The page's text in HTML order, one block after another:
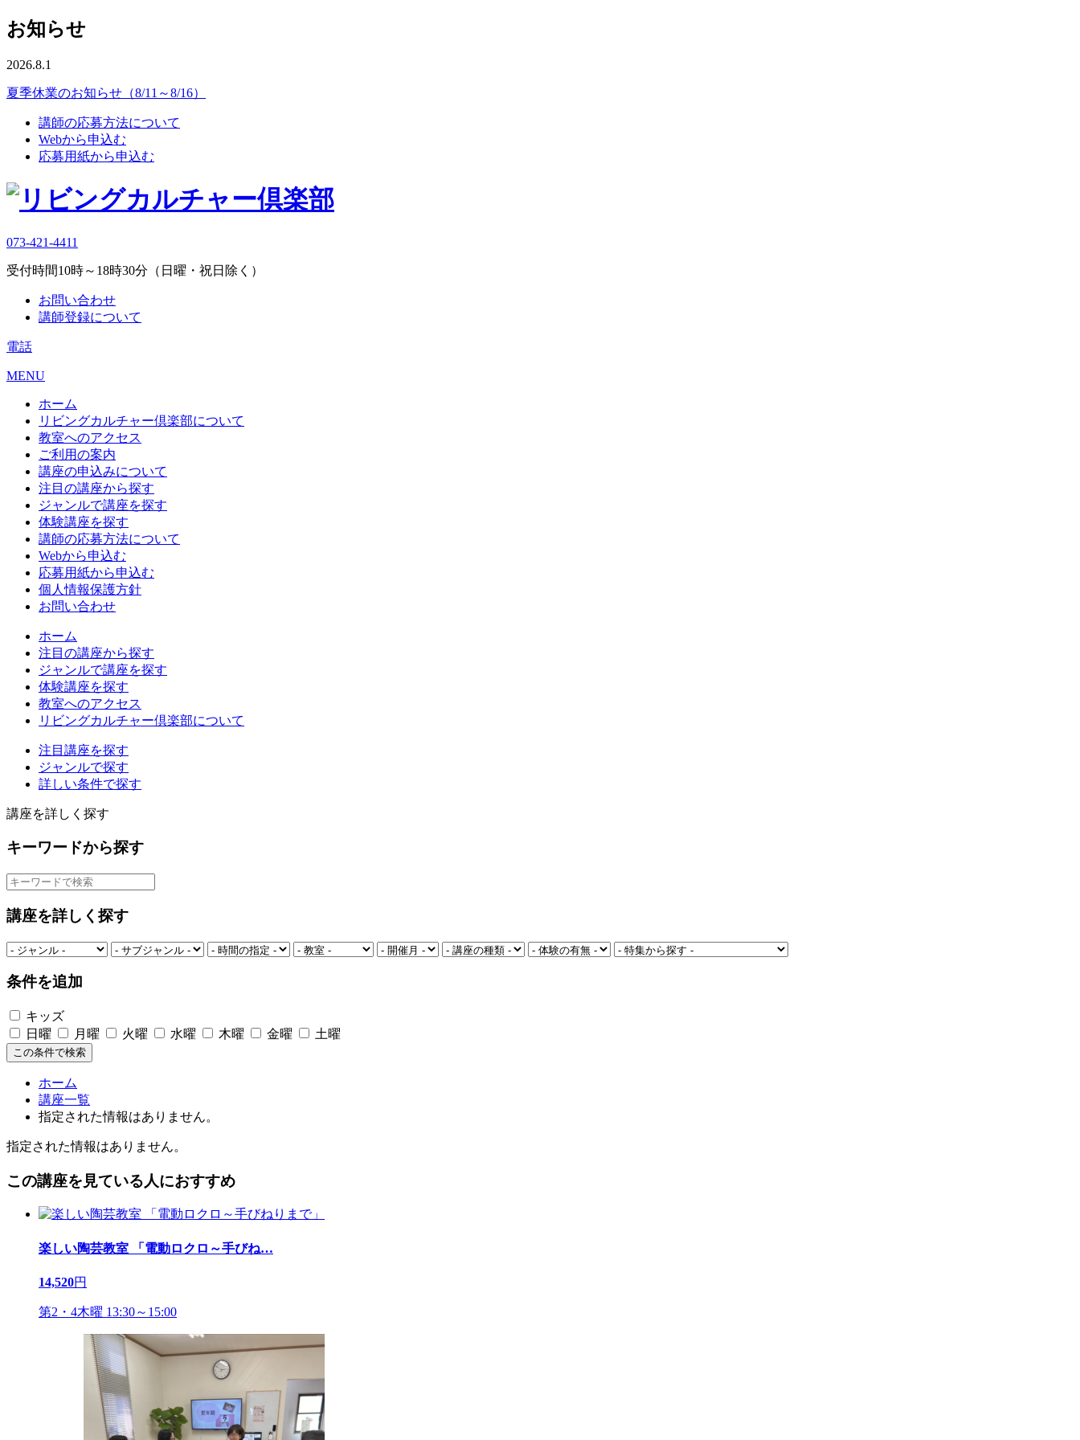
お知らせ
2026.8.1
夏季休業のお知らせ（8/11～8/16）
講師の応募方法について
Webから申込む
応募用紙から申込む
073-421-4411
受付時間10時～18時30分（日曜・祝日除く）
お問い合わせ
講師登録について
電話
MENU
ホーム
リビングカルチャー倶楽部について
教室へのアクセス
ご利用の案内
講座の申込みについて
注目の講座から探す
ジャンルで講座を探す
体験講座を探す
講師の応募方法について
Webから申込む
応募用紙から申込む
個人情報保護方針
お問い合わせ
ホーム
注目の講座から探す
ジャンルで講座を探す
体験講座を探す
教室へのアクセス
リビングカルチャー倶楽部について
注目講座を探す
ジャンルで探す
詳しい条件で探す
講座を詳しく探す
キーワードから探す
講座を詳しく探す
条件を追加
キッズ
日曜
月曜 火曜 水曜 木曜 金曜 土曜
この条件で検索
ホーム
講座一覧
指定された情報はありません。
指定された情報はありません。
この講座を見ている人におすすめ
楽しい陶芸教室 「電動ロクロ～手びね…
14,520円
第2・4木曜 13:30～15:00